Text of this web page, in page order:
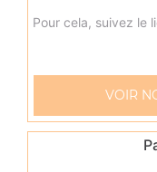
Menu panini
Mozzarella,
Pour cela, suivez le
VOIR